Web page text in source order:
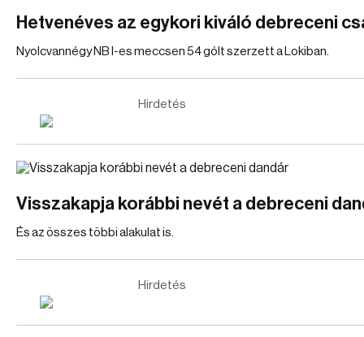
Hetvenéves az egykori kiváló debreceni
Nyolcvannégy NB I-es meccsen 54 gólt szerzett a Lokiban.
Hirdetés
Visszakapja korábbi nevét a debreceni
És az összes többi alakulat is.
Hirdetés